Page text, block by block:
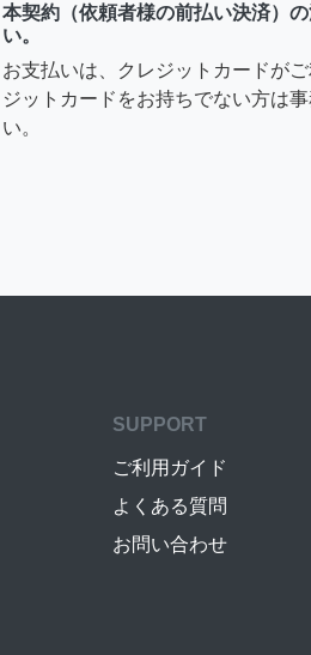
本契約（依頼者様の前払い決済）
い。
お支払いは、クレジットカードが
ジットカードをお持ちでない方は
い。
SUPPORT
ご利用ガイド
よくある質問
お問い合わせ